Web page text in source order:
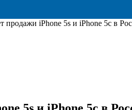
продажи iPhone 5s и iPhone 5c в